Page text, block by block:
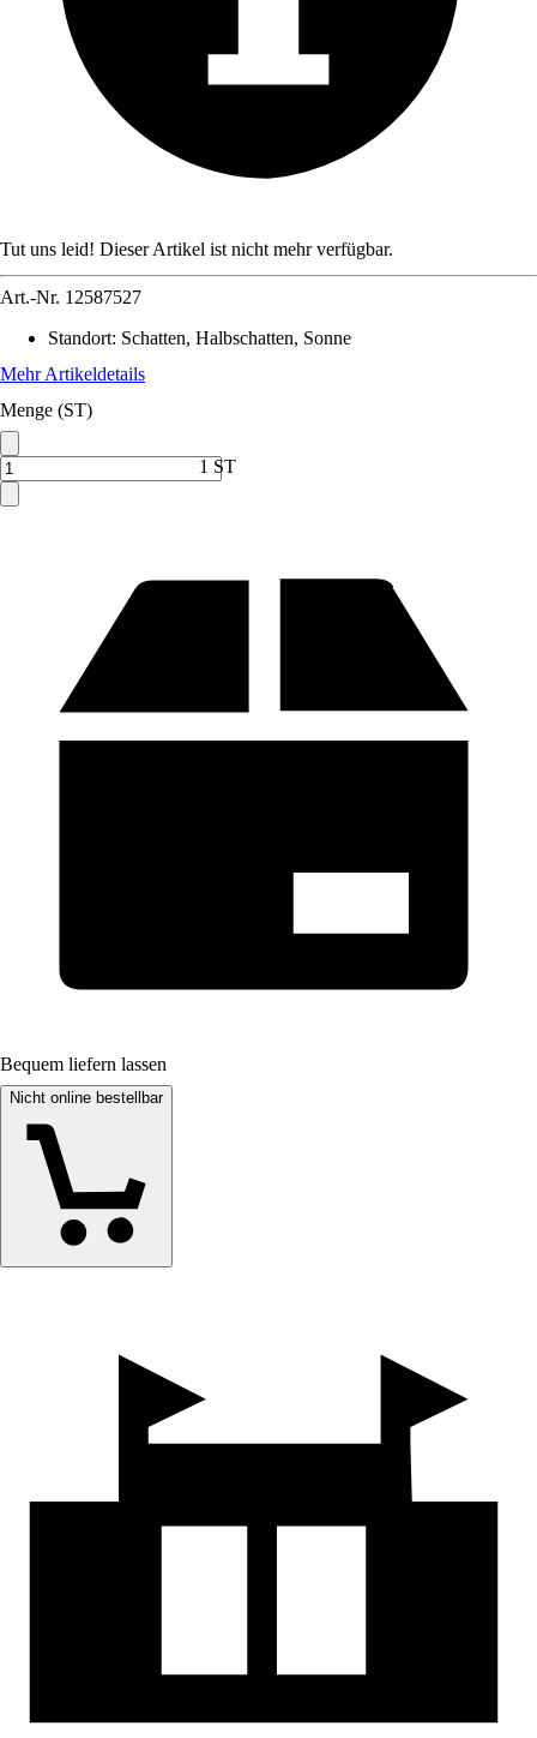
Tut uns leid! Dieser Artikel ist nicht mehr verfügbar.
Art.-Nr. 12587527
Standort: Schatten, Halbschatten, Sonne
Mehr Artikeldetails
Menge (ST)
1 ST
Bequem liefern lassen
Nicht online bestellbar